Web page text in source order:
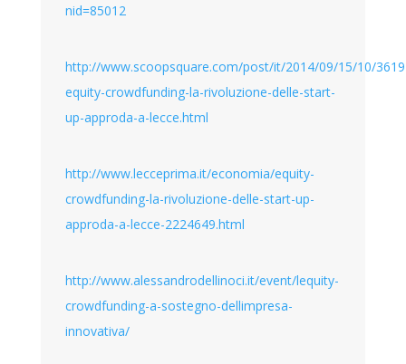
nid=85012
http://www.scoopsquare.com/post/it/2014/09/15/10/
equity-crowdfunding-la-rivoluzione-delle-start-
up-approda-a-lecce.html
http://www.lecceprima.it/economia/equity-
crowdfunding-la-rivoluzione-delle-start-up-
approda-a-lecce-2224649.html
http://www.alessandrodellinoci.it/event/lequity-
crowdfunding-a-sostegno-dellimpresa-
innovativa/